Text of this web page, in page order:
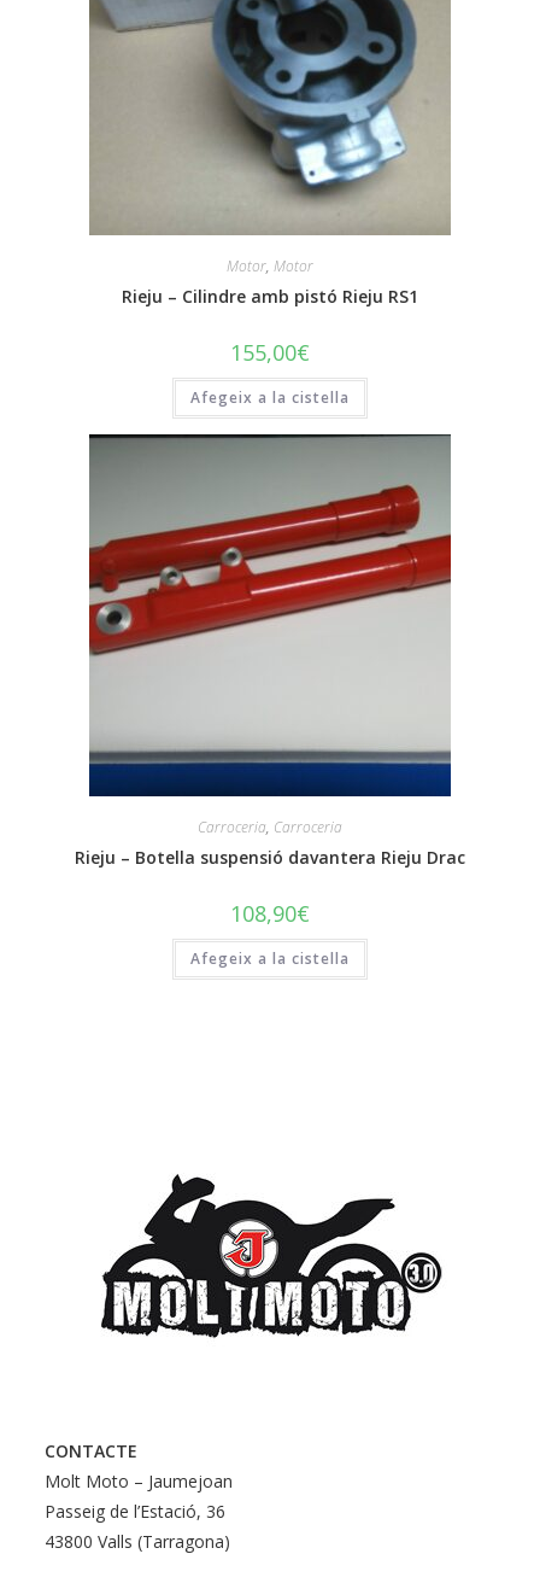
Motor, Motor
Rieju – Cilindre amb pistó Rieju RS1
155,00€
Afegeix a la cistella
Carroceria, Carroceria
Rieju – Botella suspensió davantera Rieju Drac
108,90€
Afegeix a la cistella
CONTACTE
Molt Moto – Jaumejoan
Passeig de l’Estació, 36
43800 Valls (Tarragona)